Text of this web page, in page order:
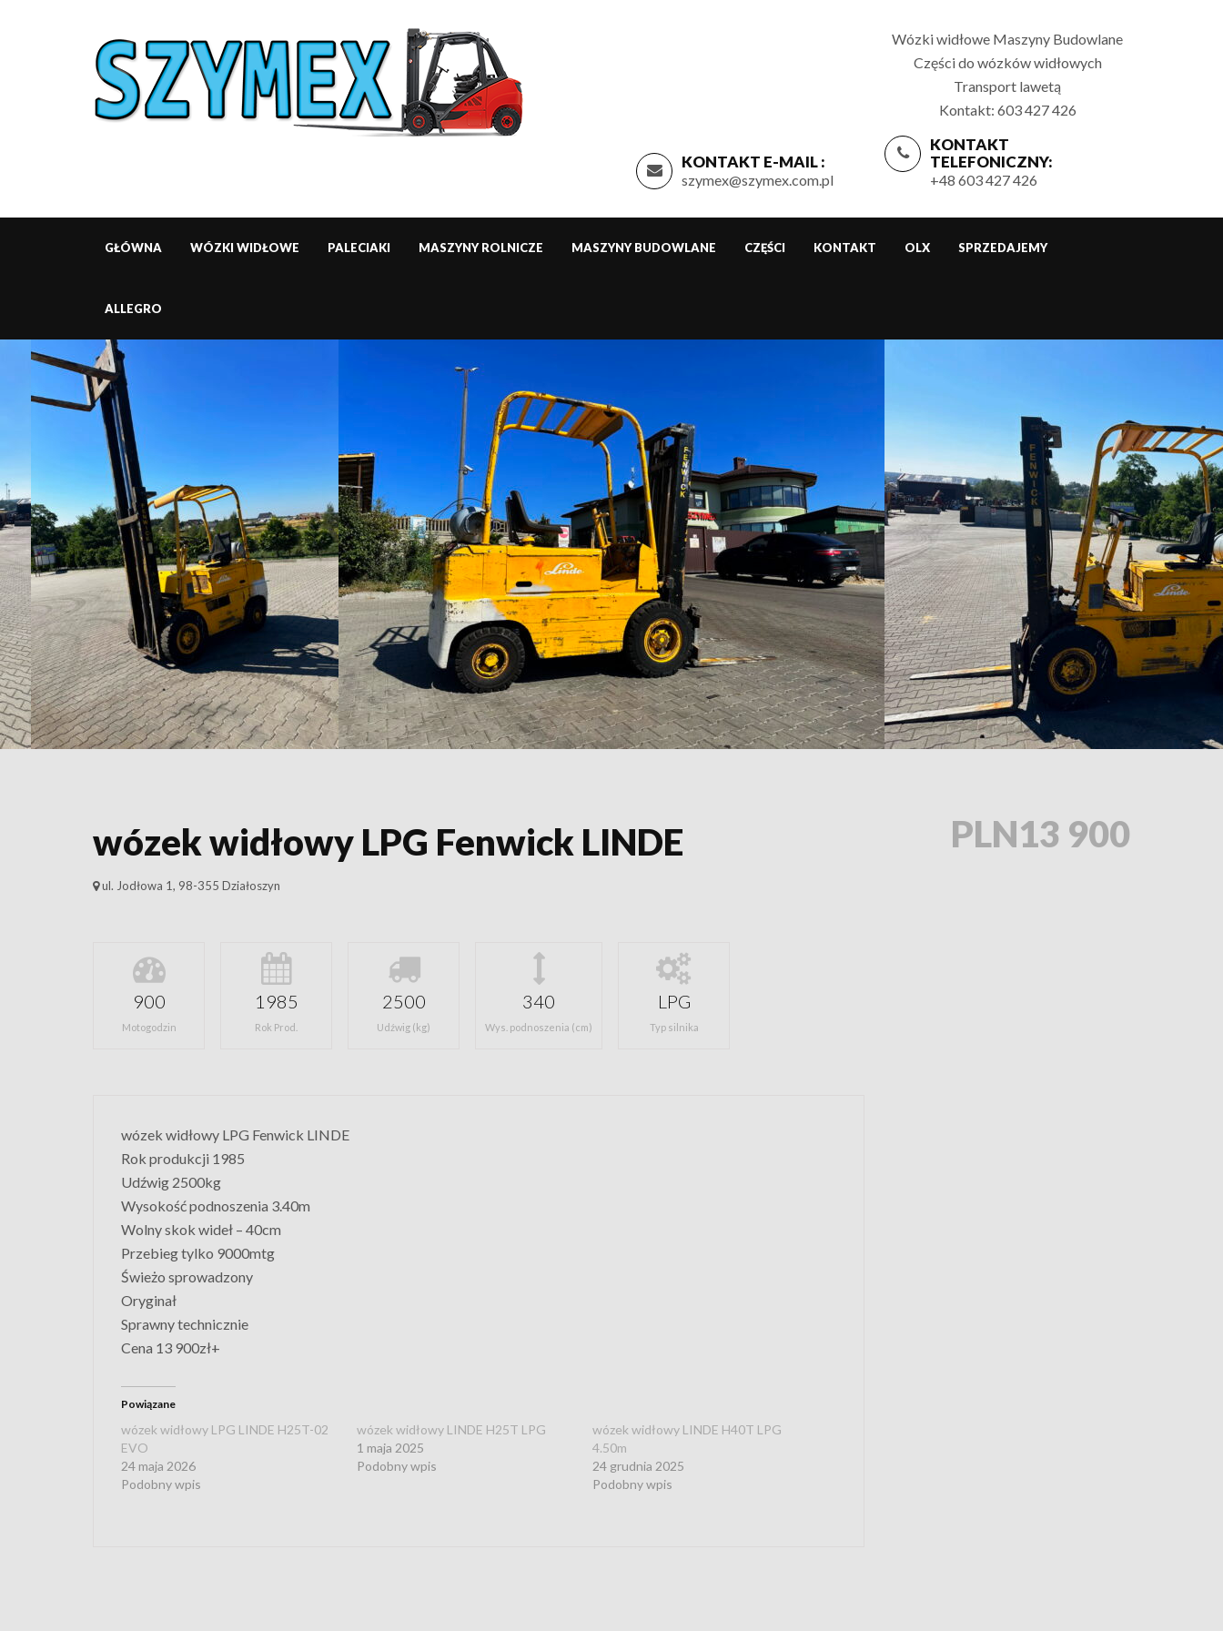
KONTAKT E-MAIL :
szymex@szymex.com.pl
Wózki widłowe Maszyny Budowlane
Części do wózków widłowych
Transport lawetą
Kontakt: 603 427 426
KONTAKT
TELEFONICZNY:
+48 603 427 426
GŁÓWNA WÓZKI WIDŁOWE PALECIAKI MASZYNY ROLNICZE MASZYNY BUDOWLANE CZĘŚCI KONTAKT OLX SPRZEDAJEMY
ALLEGRO
wózek widłowy LPG Fenwick LINDE
ul. Jodłowa 1, 98-355 Działoszyn
PLN13 900
900
Motogodzin
1985
Rok Prod.
2500
Udźwig (kg)
340
Wys. podnoszenia (cm)
LPG
Typ silnika
wózek widłowy LPG Fenwick LINDE
Rok produkcji 1985
Udźwig 2500kg
Wysokość podnoszenia 3.40m
Wolny skok wideł – 40cm
Przebieg tylko 9000mtg
Świeżo sprowadzony
Oryginał
Sprawny technicznie
Cena 13 900zł+
Powiązane
wózek widłowy LPG LINDE H25T-02
EVO
24 maja 2026
Podobny wpis
wózek widłowy LINDE H25T LPG
1 maja 2025
Podobny wpis
wózek widłowy LINDE H40T LPG
4.50m
24 grudnia 2025
Podobny wpis